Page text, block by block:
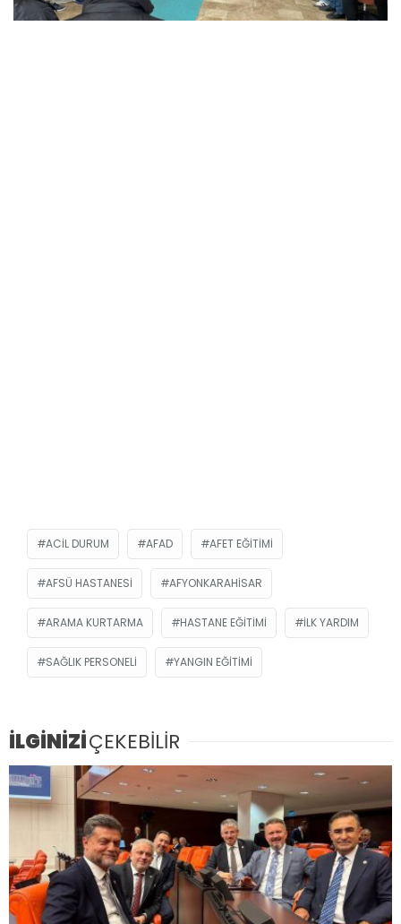
ACIL DURUM AFAD AFET EĞITIMI
AFSÜ HASTANESI AFYONKARAHISAR
ARAMA KURTARMA HASTANE EĞITIMI İLK YARDIM
SAĞLIK PERSONELI YANGIN EĞITIMI
İLGİNİZİÇEKEBİLİR